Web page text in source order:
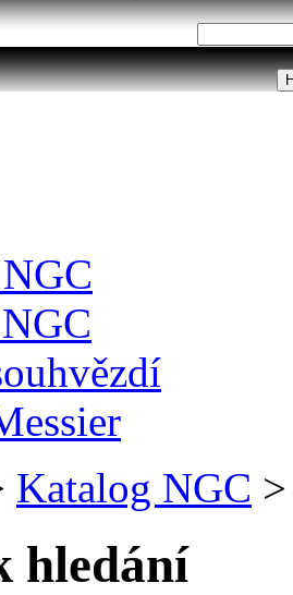
Katalog NGC >
hledání